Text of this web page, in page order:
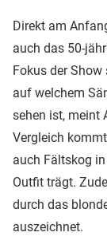
Direkt am
auch das 50-
Fokus der
auf welchem
sehen ist, meint
Vergleich
auch Fältskog
Outfit trägt.
durch das
auszeichnet.